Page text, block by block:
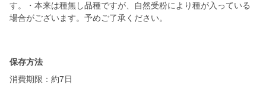
す。・本来は種無し品種ですが、自然受粉により種が入っている
場合がございます。予めご了承ください。
保存方法
消費期限：約7日